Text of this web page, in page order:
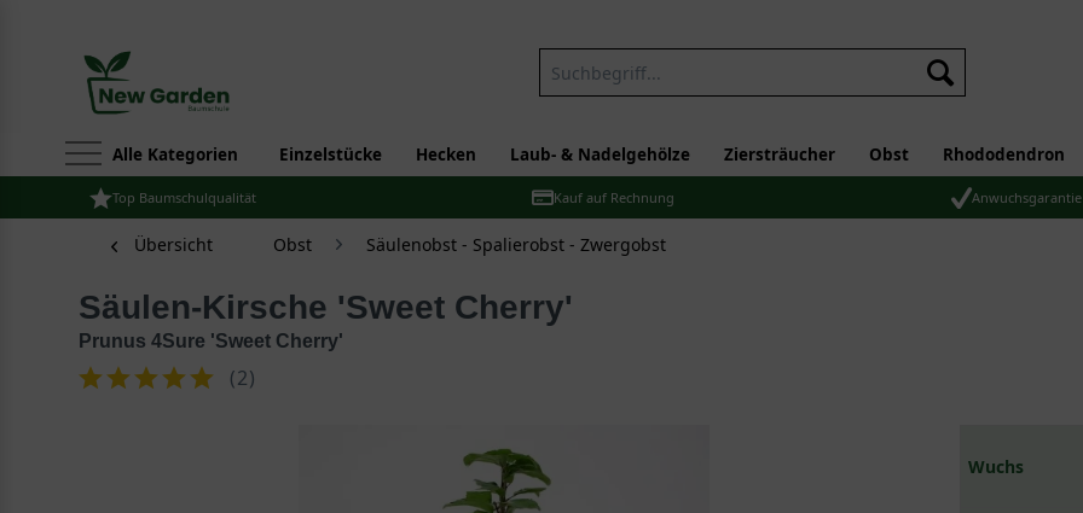
Alle Kategorien Einzelstücke Hecken Laub- & Nadelgehölze Ziersträucher Obst Rhododendron
Top Baumschulqualität Kauf auf Rechnung Anwuchsgarantie
Übersicht Obst Säulenobst - Spalierobst - Zwergobst
Säulen-Kirsche 'Sweet Cherry'
Prunus 4Sure 'Sweet Cherry'
(2)
Wuchs